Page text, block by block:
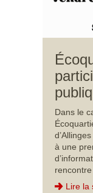
Dans le
à une
Lire la